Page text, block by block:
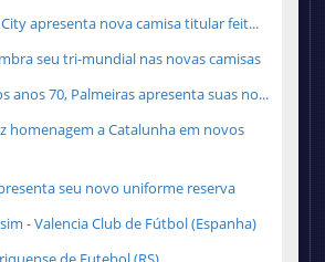
apresenta nova camisa titular feit...
seu tri-mundial nas novas camisas
anos 70, Palmeiras apresenta suas no...
homenagem a Catalunha em novos
seu novo uniforme reserva
- Valencia Club de Fútbol (Espanha)